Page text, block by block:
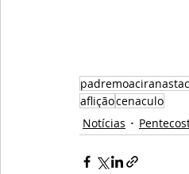
afliçãocenaculo
Notícias